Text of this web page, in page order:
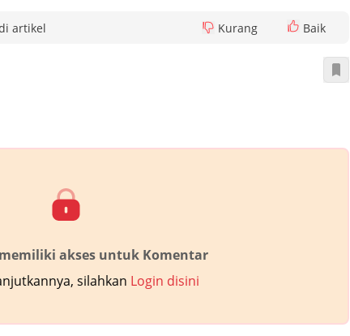
artikel Kurang Baik
akses untuk Komentar
silahkan Login disini